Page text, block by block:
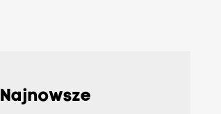
Najnowsze